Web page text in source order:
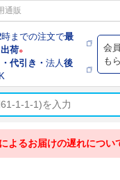
通販
時までの注文で最
荷※
代引き・法人後
会
も
よるお届けの遅れについ